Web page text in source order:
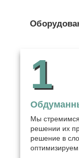
1
Мы
решении их
решение в